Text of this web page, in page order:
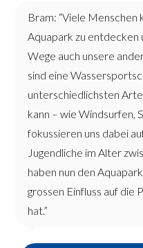
Bram: “Viele Menschen
Aquapark zu entdecken
Wege auch unsere
sind eine
unterschiedlichsten
kann – wie Windsurfen,
fokussieren uns dabei
Jugendliche im Alter
haben nun den
grossen Einfluss auf die
hat.”